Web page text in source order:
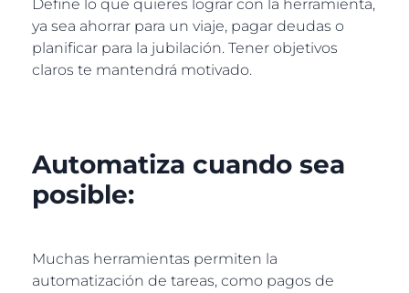
Define lo que quieres lograr con la herramienta,
ya sea ahorrar para un viaje, pagar deudas o
planificar para la jubilación. Tener objetivos
claros te mantendrá motivado.
Automatiza cuando sea
posible:
Muchas herramientas permiten la
automatización de tareas, como pagos de